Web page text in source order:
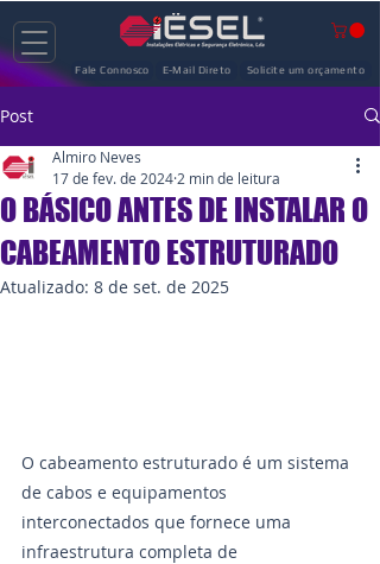
Fale Connosco E-Mail Direto Solicite um orçamento
Post
O BÁSICO ANTES DE INSTALAR O
CABEAMENTO ESTRUTURADO
Almiro Neves
17 de fev. de 2024 2 min de leitura
Atualizado: 8 de set. de 2025
O cabeamento estruturado é um sistema
de cabos e equipamentos
interconectados que fornece uma
infraestrutura completa de